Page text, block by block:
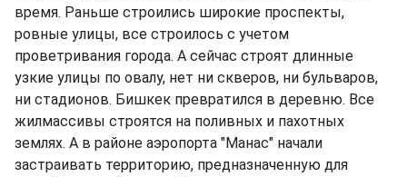
время. Раньше строились широкие проспекты,
ровные улицы, все строилось с учетом
проветривания города. А сейчас строят длинные
узкие улицы по овалу, нет ни скверов, ни бульваров,
ни стадионов. Бишкек превратился в деревню. Все
жилмассивы строятся на поливных и пахотных
землях. А в районе аэропорта "Манас" начали
застраивать территорию, предназначенную для